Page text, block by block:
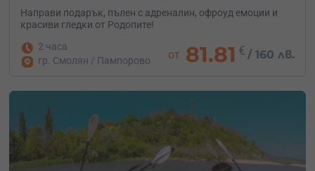
Направи подарък, пълен с адреналин, офроуд емоции и
красиви гледки от Родопите!
2 часа
гр. Смолян / Пампорово
от 81.81 € /160 лв.